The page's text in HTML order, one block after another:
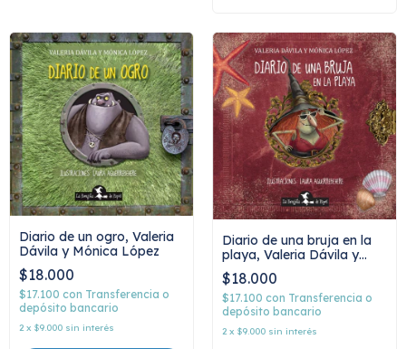
Diario de un ogro, Valeria
Dávila y Mónica López
$18.000
$17.100 con Transferencia o
depósito bancario
2 x $9.000 sin interés
Diario de una bruja en la
playa, Valeria Dávila y
Mónica López
$18.000
$17.100 con Transferencia o
depósito bancario
2 x $9.000 sin interés